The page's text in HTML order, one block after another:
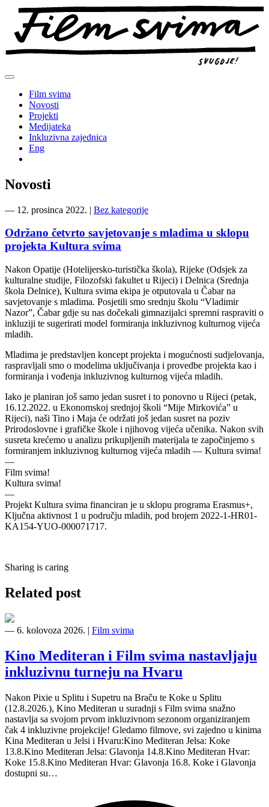
Preskoči
sadržaj
Film svima
Novosti
Projekti
Medijateka
Inkluzivna zajednica
Eng
Novosti
― 12. prosinca 2022. | Bez kategorije
Održano četvrto savjetovanje s mladima u sklopu
projekta Kultura svima
Nakon Opatije (Hotelijersko-turistička škola), Rijeke (Odsjek za
kulturalne studije, Filozofski fakultet u Rijeci) i Delnica (Srednja
škola Delnice), Kultura svima ekipa je otputovala u Čabar na
savjetovanje s mladima. Posjetili smo srednju školu “Vladimir
Nazor”, Čabar gdje su nas dočekali gimnazijalci spremni raspraviti o
inkluziji te sugerirati model formiranja inkluzivnog kulturnog vijeća
mladih.
Mladima je predstavljen koncept projekta i mogućnosti sudjelovanja,
raspravljali smo o modelima uključivanja i provedbe projekta kao i
formiranja i vođenja inkluzivnog kulturnog vijeća mladih.
Iako je planiran još samo jedan susret i to ponovno u Rijeci (petak,
16.12.2022. u Ekonomskoj srednjoj školi “Mije Mirkovića” u
Rijeci), naši Tino i Maja će održati još jedan susret na poziv
Prirodoslovne i grafičke škole i njihovog vijeća učenika. Nakon svih
susreta krećemo u analizu prikupljenih materijala te započinjemo s
formiranjem inkluzivnog kulturnog vijeća mladih — Kultura svima!
—
Film svima!
Kultura svima!
—
Projekt Kultura svima financiran je u sklopu programa Erasmus+,
Ključna aktivnost 1 u području mladih, pod brojem 2022-1-HR01-
KA154-YUO-000071717.
Sharing is caring
Related post
― 6. kolovoza 2026. | Film svima
Kino Mediteran i Film svima nastavljaju
inkluzivnu turneju na Hvaru
Nakon Pixie u Splitu i Supetru na Braču te Koke u Splitu
(12.8.2026.), Kino Mediteran u suradnji s Film svima snažno
nastavlja sa svojom prvom inkluzivnom sezonom organiziranjem
čak 4 inkluzivne projekcije! Gledamo filmove, svi zajedno u kinima
Kina Mediteran u Jelsi i Hvaru:Kino Mediteran Jelsa: Koke
13.8.Kino Mediteran Jelsa: Glavonja 14.8.Kino Mediteran Hvar:
Koke 15.8.Kino Mediteran Hvar: Glavonja 16.8. Koke i Glavonja
dostupni su…